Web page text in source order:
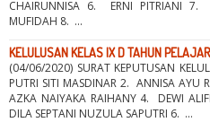
CHAIRUNNISA 6. ERNI PITRIANI 7.
MUFIDAH 8. ...
KELULUSAN KELAS IX D TAHUN
(04/06/2020) SURAT KEPUTUSAN
PUTRI SITI MASDINAR 2. ANNISA AYU
AZKA NAIYAKA RAIHANY 4. DEWI
DILA SEPTANI NUZULA SAPUTRI 6. ...